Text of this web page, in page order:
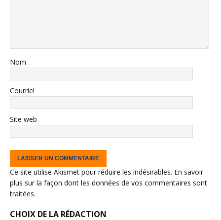
Nom
Courriel
Site web
Ce site utilise Akismet pour réduire les indésirables. En savoir
plus sur la façon dont les données de vos commentaires sont
traitées.
CHOIX DE LA RÉDACTION